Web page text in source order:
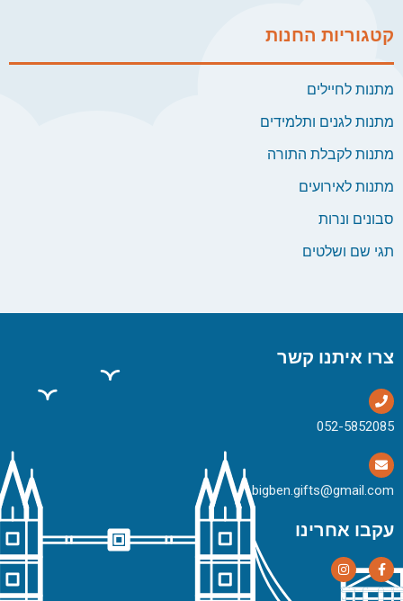
קטגוריות החנות
מתנות לחיילים
מתנות לגנים ותלמידים
מתנות לקבלת התורה
מתנות לאירועים
סבונים ונרות
תגי שם ושלטים
צרו איתנו קשר
bigben.gifts@gmail.com
עקבו אחרינו